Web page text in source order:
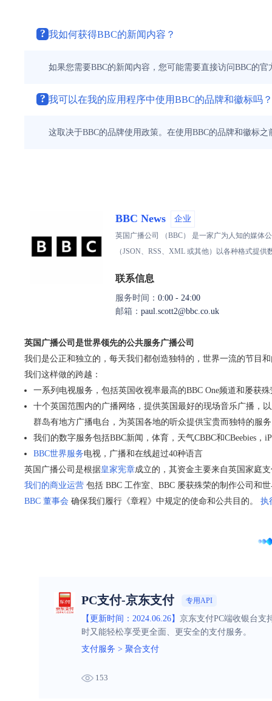
? 我如何获得BBC的新闻内容？
如果您需要BBC的新闻内容，您可能需要直接访问BBC的
? 我可以在我的应用程序中使用BBC的品牌和徽标吗？
这取决于BBC的品牌使用政策。在使用BBC的品牌和徽标
BBC News 企业
英国广播公司 （BBC） 是一家广为人知的媒体
（JSON、RSS、XML 或其他）以各种格式提供
联系信息
服务时间： 0:00 - 24:00
邮箱： paul.scott2@bbc.co.uk
英国广播公司是世界领先的公共服务广播公司
我们是公正和独立的，每天我们都创造独特的，世界一流的节目
我们这样做的跨越：
一系列电视服务，包括英国收视率最高的BBC One频道和屡获
十个英国范围内的广播网络，提供英国最好的现场音乐广播，
群岛有地方广播电台，为英国各地的听众提供宝贵而独特的服务
我们的数字服务包括BBC新闻，体育，天气CBBC和CBeebies
BBC世界服务电视，广播和在线超过40种语言
英国广播公司是根据皇家宪章成立的，其资金主要来自英国家庭
我们的商业运营 包括 BBC 工作室、BBC 屡获殊荣的制作公司和
BBC 董事会 确保我们履行《章程》中规定的使命和公共目的。 执
PC支付-京东支付 专用API
【更新时间：2024.06.26】 京东支付PC端收银台支
时又能轻松享受更全面、更安全的支付服务。
支付服务 > 聚合支付
153